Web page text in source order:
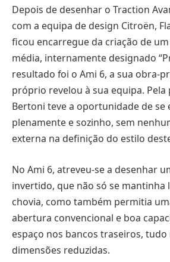
Depois de desenhar o Traction
com a equipa de design Citroën,
ficou encarregue da criação de
média, internamente designado
resultado foi o Ami 6, a sua obra-
próprio revelou à sua equipa. Pela
Bertoni teve a oportunidade de se
plenamente e sozinho, sem
externa na definição do estilo
No Ami 6, atreveu-se a desenhar
invertido, que não só se mantinha
chovia, como também permitia
abertura convencional e boa
espaço nos bancos traseiros,
dimensões reduzidas.